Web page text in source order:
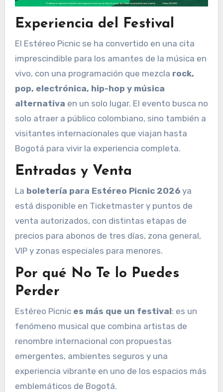
Experiencia del Festival
El Estéreo Picnic se ha convertido en una cita
imprescindible para los amantes de la música en
vivo, con una programación que mezcla rock,
pop, electrónica, hip-hop y música
alternativa en un solo lugar. El evento busca no
solo atraer a público colombiano, sino también a
visitantes internacionales que viajan hasta
Bogotá para vivir la experiencia completa.
Entradas y Venta
La boletería para Estéreo Picnic 2026ya
está disponible en Ticketmaster y puntos de
venta autorizados, con distintas etapas de
precios para abonos de tres días, zona general,
VIP y zonas especiales para menores.
Por qué No Te lo Puedes
Perder
Estéreo Picnic es más que un festival: es un
fenómeno musical que combina artistas de
renombre internacional con propuestas
emergentes, ambientes seguros y una
experiencia vibrante en uno de los espacios más
emblemáticos de Bogotá.